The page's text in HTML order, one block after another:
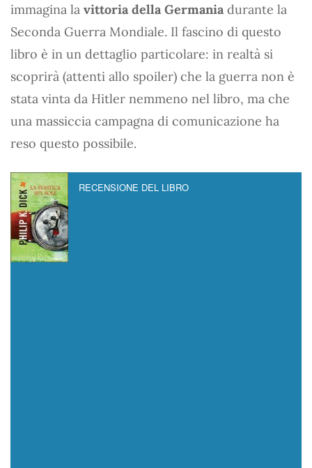
immagina la vittoria della Germania durante la
Seconda Guerra Mondiale. Il fascino di questo
libro è in un dettaglio particolare: in realtà si
scoprirà (attenti allo spoiler) che la guerra non è
stata vinta da Hitler nemmeno nel libro, ma che
una massiccia campagna di comunicazione ha
reso questo possibile.
RECENSIONE DEL LIBRO